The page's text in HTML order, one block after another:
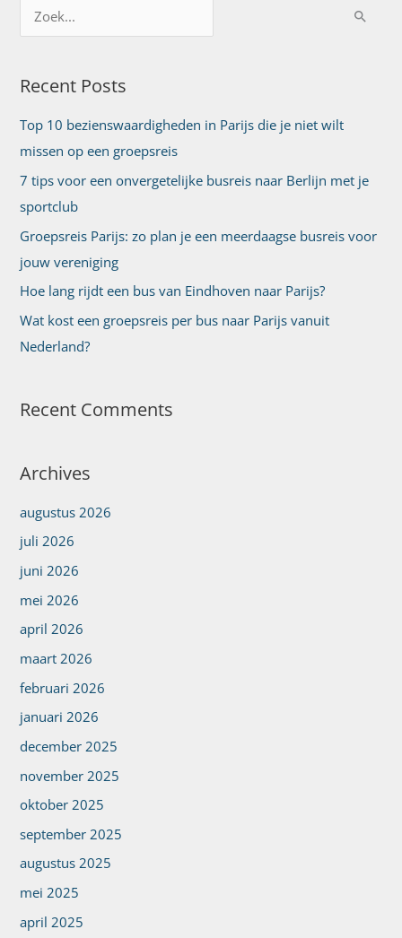
o
k
r
:
Recent Posts
Top 10 bezienswaardigheden in Parijs die je niet wilt
missen op een groepsreis
7 tips voor een onvergetelijke busreis naar Berlijn met je
sportclub
Groepsreis Parijs: zo plan je een meerdaagse busreis voor
jouw vereniging
Hoe lang rijdt een bus van Eindhoven naar Parijs?
Wat kost een groepsreis per bus naar Parijs vanuit
Nederland?
Recent Comments
Archives
augustus 2026
juli 2026
juni 2026
mei 2026
april 2026
maart 2026
februari 2026
januari 2026
december 2025
november 2025
oktober 2025
september 2025
augustus 2025
mei 2025
april 2025